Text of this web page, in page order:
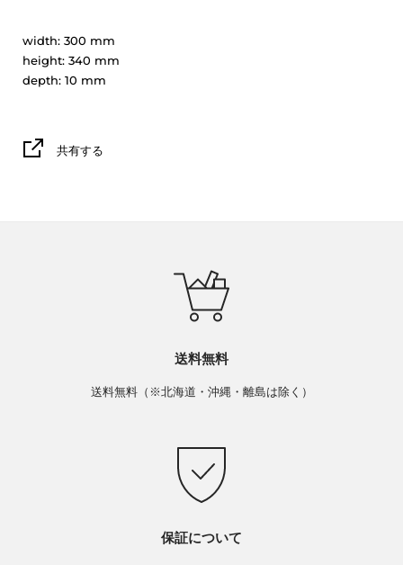
width: 300 mm
height: 340 mm
depth: 10 mm
共有する
送料無料
送料無料（※北海道・沖縄・離島は除く）
保証について